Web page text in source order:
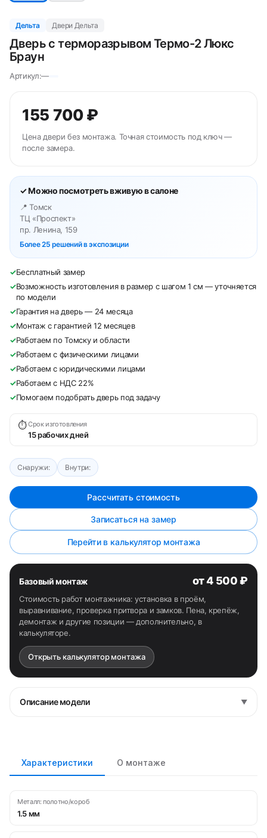
Дельта Двери Дельта
Дверь с терморазрывом Термо-2 Люкс
Браун
Артикул:—
155 700 ₽
Цена двери без монтажа. Точная стоимость под ключ —
после замера.
✓ Можно посмотреть вживую в салоне
📍 Томск
ТЦ «Проспект»
пр. Ленина, 159
Более 25 решений в экспозиции
✓Бесплатный замер
✓Возможность изготовления в размер с шагом 1 см — уточняется
по модели
✓Гарантия на дверь — 24 месяца
✓Монтаж с гарантией 12 месяцев
✓Работаем по Томску и области
✓Работаем с физическими лицами
✓Работаем с юридическими лицами
✓Работаем с НДС 22%
✓Помогаем подобрать дверь под задачу
⏱ Срок изготовления
15 рабочих дней
Снаружи: Внутри:
Рассчитать стоимость
Записаться на замер
Перейти в калькулятор монтажа
Базовый монтаж от 4 500 ₽
Стоимость работ монтажника: установка в проём,
выравнивание, проверка притвора и замков. Пена, крепёж,
демонтаж и другие позиции — дополнительно, в
калькуляторе.
Открыть калькулятор монтажа
Описание модели ▼
Характеристики О монтаже
Металл: полотно/короб
1.5 мм